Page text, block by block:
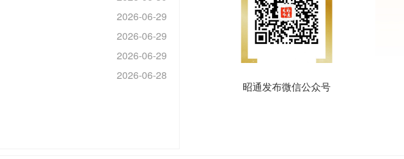
2026-06-29
2026-06-29
2026-06-29
2026-06-28
昭通发布微信公众号